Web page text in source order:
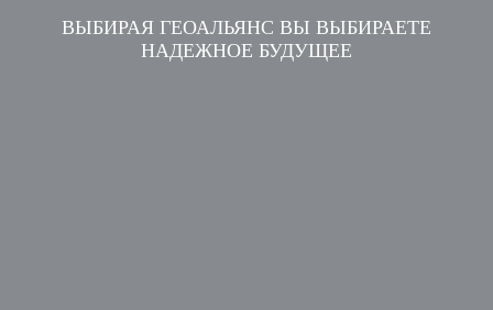
ВЫБИРАЯ ГЕОАЛЬЯНС ВЫ ВЫБИРАЕТЕ
НАДЕЖНОЕ БУДУЩЕЕ